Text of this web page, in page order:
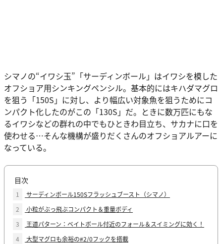
シマノの“イワシ玉”「サーディンボール」はイワシを模した
オフショア用シンキングペンシル。基本的にはキハダマグロ
を狙う「150S」に対し、より幅広い対象魚を狙うためにコ
ンパクト化したのがこの「130S」だ。ときに数万匹にもな
るイワシなどの群れの中でもひときわ目立ち、サカナに口を
使わせる…そんな機構が盛りだくさんのオフショアルアーに
なっている。
目次
1
サーディンボール150Sフラッシュブースト（シマノ）
2
小粒がぶっ飛ぶコンパクト＆重量ボディ
3
王道パターン：ベイトボール付近のフォール＆スイミングに効く！
4
大型マグロも余裕の#2/0フックを搭載